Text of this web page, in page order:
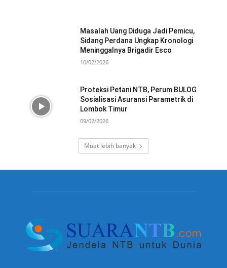
Masalah Uang Diduga Jadi Pemicu,
Sidang Perdana Ungkap Kronologi
Meninggalnya Brigadir Esco
10/02/2026
Proteksi Petani NTB, Perum BULOG
Sosialisasi Asuransi Parametrik di
Lombok Timur
09/02/2026
Muat lebih banyak